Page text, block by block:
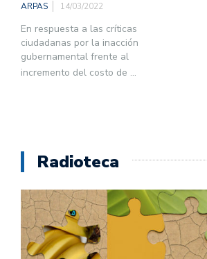
ARPAS 14/03/2022
En respuesta a las críticas
ciudadanas por la inacción
gubernamental frente al
incremento del costo de ...
Radioteca